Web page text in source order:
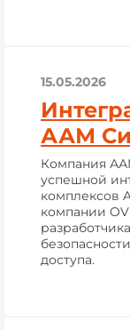
15.05.2026
ААМ
Компания
успешной
комплексов
компании
доступа.